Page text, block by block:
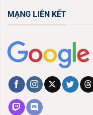
MẠNG LIÊN KẾT